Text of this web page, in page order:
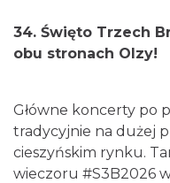
34. Święto Trzech
obu stronach Olzy!
Główne koncerty po
tradycyjnie na dużej
cieszyńskim rynku.
wieczoru #S3B2026